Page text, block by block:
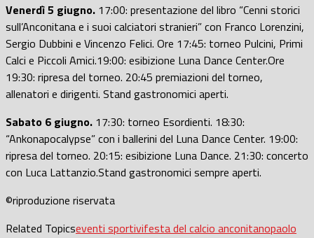
Venerdì 5 giugno. 17:00: presentazione del libro “Cenni storici
sull’Anconitana e i suoi calciatori stranieri” con Franco Lorenzini,
Sergio Dubbini e Vincenzo Felici. Ore 17:45: torneo Pulcini, Primi
Calci e Piccoli Amici.19:00: esibizione Luna Dance Center.Ore
19:30: ripresa del torneo. 20:45 premiazioni del torneo,
allenatori e dirigenti. Stand gastronomici aperti.
Sabato 6 giugno. 17:30: torneo Esordienti. 18:30:
“Ankonapocalypse” con i ballerini del Luna Dance Center. 19:00:
ripresa del torneo. 20:15: esibizione Luna Dance. 21:30: concerto
con Luca Lattanzio.Stand gastronomici sempre aperti.
©️riproduzione riservata
Related Topicseventi sportivifesta del calcio anconitanopaolo